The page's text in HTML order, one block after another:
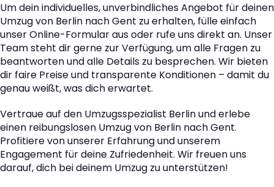
Um dein individuelles, unverbindliches Angebot für deinen
Umzug von Berlin nach Gent zu erhalten, fülle einfach
unser Online-Formular aus oder rufe uns direkt an. Unser
Team steht dir gerne zur Verfügung, um alle Fragen zu
beantworten und alle Details zu besprechen. Wir bieten
dir faire Preise und transparente Konditionen – damit du
genau weißt, was dich erwartet.
Vertraue auf den Umzugsspezialist Berlin und erlebe
einen reibungslosen Umzug von Berlin nach Gent.
Profitiere von unserer Erfahrung und unserem
Engagement für deine Zufriedenheit. Wir freuen uns
darauf, dich bei deinem Umzug zu unterstützen!